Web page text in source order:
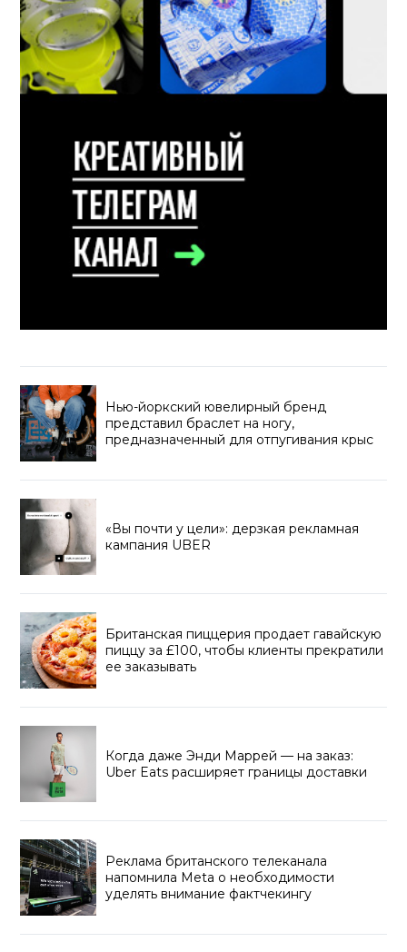
Нью-йоркский ювелирный бренд
представил браслет на ногу,
предназначенный для отпугивания крыс
«Вы почти у цели»: дерзкая рекламная
кампания UBER
Британская пиццерия продает гавайскую
пиццу за £100, чтобы клиенты прекратили
ее заказывать
Когда даже Энди Маррей — на заказ:
Uber Eats расширяет границы доставки
Реклама британского телеканала
напомнила Meta о необходимости
уделять внимание фактчекингу